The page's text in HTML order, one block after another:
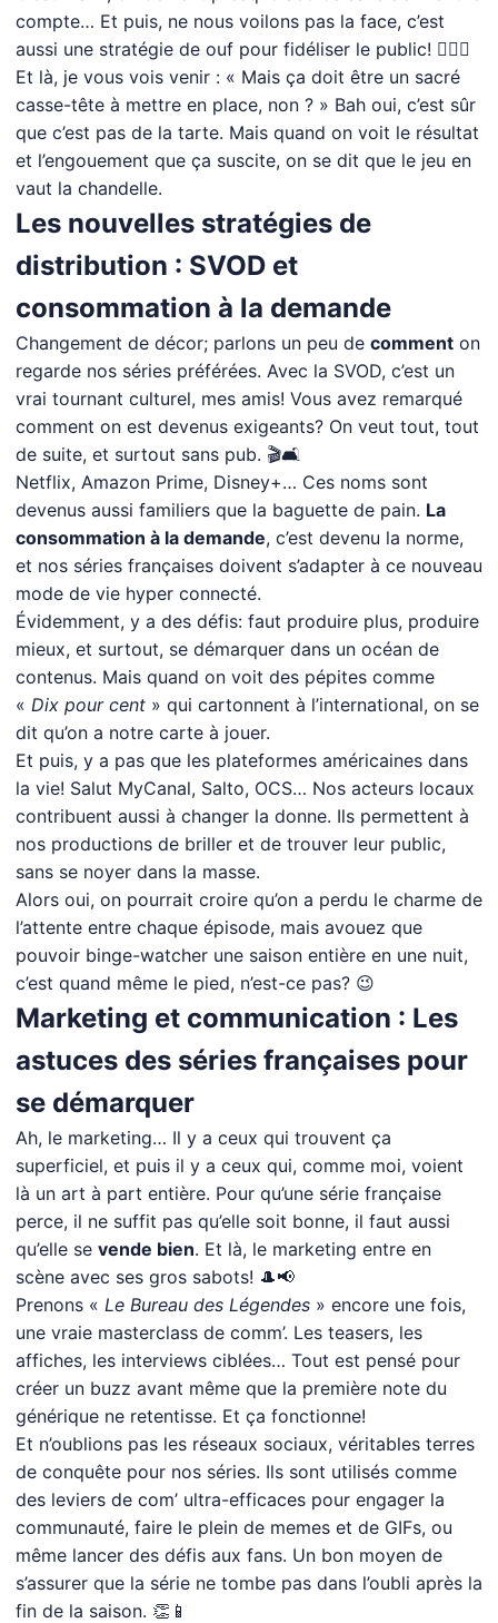
compte… Et puis, ne nous voilons pas la face, c’est
aussi une stratégie de ouf pour fidéliser le public! 🕵️‍♂️🌐
Et là, je vous vois venir : « Mais ça doit être un sacré
casse-tête à mettre en place, non ? » Bah oui, c’est sûr
que c’est pas de la tarte. Mais quand on voit le résultat
et l’engouement que ça suscite, on se dit que le jeu en
vaut la chandelle.
Les nouvelles stratégies de
distribution : SVOD et
consommation à la demande
Changement de décor; parlons un peu de comment on
regarde nos séries préférées. Avec la SVOD, c’est un
vrai tournant culturel, mes amis! Vous avez remarqué
comment on est devenus exigeants? On veut tout, tout
de suite, et surtout sans pub. 🎬🛋️
Netflix, Amazon Prime, Disney+… Ces noms sont
devenus aussi familiers que la baguette de pain. La
consommation à la demande, c’est devenu la norme,
et nos séries françaises doivent s’adapter à ce nouveau
mode de vie hyper connecté.
Évidemment, y a des défis: faut produire plus, produire
mieux, et surtout, se démarquer dans un océan de
contenus. Mais quand on voit des pépites comme
« Dix pour cent » qui cartonnent à l’international, on se
dit qu’on a notre carte à jouer.
Et puis, y a pas que les plateformes américaines dans
la vie! Salut MyCanal, Salto, OCS… Nos acteurs locaux
contribuent aussi à changer la donne. Ils permettent à
nos productions de briller et de trouver leur public,
sans se noyer dans la masse.
Alors oui, on pourrait croire qu’on a perdu le charme de
l’attente entre chaque épisode, mais avouez que
pouvoir binge-watcher une saison entière en une nuit,
c’est quand même le pied, n’est-ce pas? 😉
Marketing et communication : Les
astuces des séries françaises pour
se démarquer
Ah, le marketing… Il y a ceux qui trouvent ça
superficiel, et puis il y a ceux qui, comme moi, voient
là un art à part entière. Pour qu’une série française
perce, il ne suffit pas qu’elle soit bonne, il faut aussi
qu’elle se vende bien. Et là, le marketing entre en
scène avec ses gros sabots! 🎩📢
Prenons « Le Bureau des Légendes » encore une fois,
une vraie masterclass de comm’. Les teasers, les
affiches, les interviews ciblées… Tout est pensé pour
créer un buzz avant même que la première note du
générique ne retentisse. Et ça fonctionne!
Et n’oublions pas les réseaux sociaux, véritables terres
de conquête pour nos séries. Ils sont utilisés comme
des leviers de com’ ultra-efficaces pour engager la
communauté, faire le plein de memes et de GIFs, ou
même lancer des défis aux fans. Un bon moyen de
s’assurer que la série ne tombe pas dans l’oubli après la
fin de la saison. 👏📱